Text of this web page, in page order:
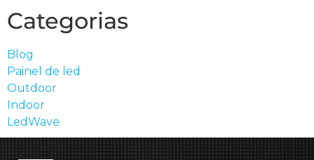
Categorias
Blog
Painel de led
Outdoor
Indoor
LedWave